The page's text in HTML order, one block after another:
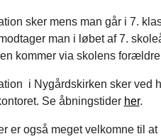
sker mens man går i 7.
man i løbet af 7.
kommer via skolens
i Nygårdskirken sker ved
Se åbningstider her.
er også meget velkomne til